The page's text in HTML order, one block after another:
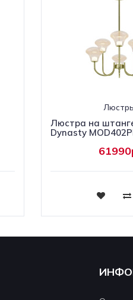
Люстра на
Dynasty
Купить